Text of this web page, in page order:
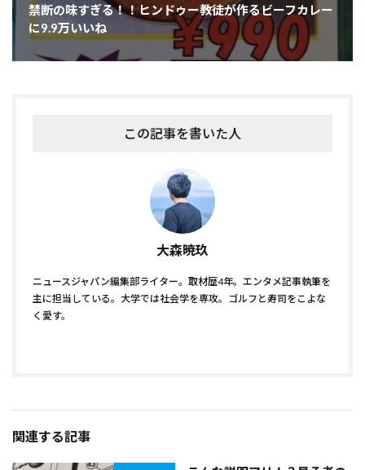
禁断の味すぎる！！ヒンドゥー教徒が作るビーフカレー
に9.9万いいね
この記事を書いた人
大森暁玖
ニュースジャパン編集部ライター。取材歴4年。エンタメ記事執筆を
主に担当している。大学では社会学を専攻。ゴルフと寿司をこよな
く愛す。
関連する記事